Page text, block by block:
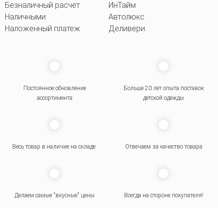
Безналичный расчет
Наличными
Наложенный платеж
ИнТайм
Автолюкс
Деливери
Постоянное обновление
ассортимента
Больше 20 лет опыта поставок
детской одежды
Весь товар в наличие на складе. Отвечаем за качество товара
Делаем самые "вкусные" цены Всегда на стороне покупателя!